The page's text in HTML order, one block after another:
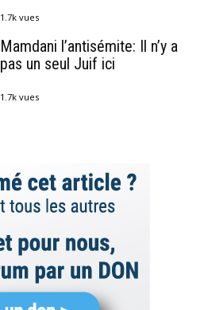
1.7k vues
Mamdani l’antisémite: Il n’y a
pas un seul Juif ici
1.7k vues